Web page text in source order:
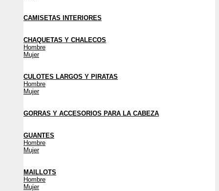
CAMISETAS INTERIORES
CHAQUETAS Y CHALECOS
Hombre
Mujer
CULOTES LARGOS Y PIRATAS
Hombre
Mujer
GORRAS Y ACCESORIOS PARA LA CABEZA
GUANTES
Hombre
Mujer
MAILLOTS
Hombre
Mujer